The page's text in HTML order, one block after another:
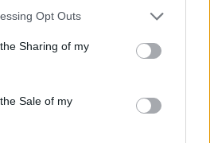
Opt Outs
Sharing of my
Sale of my